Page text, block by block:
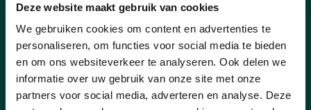
Deze website maakt gebruik van cookies
We gebruiken cookies om content en advertenties te
personaliseren, om functies voor social media te bieden
en om ons websiteverkeer te analyseren. Ook delen we
informatie over uw gebruik van onze site met onze
partners voor social media, adverteren en analyse. Deze
stuurde Sinterklaas en zijn
Pieten op pad in Groot-Halle
Op zaterdag 6 december 2025 trok
Sinterklaas samen met zijn goedgemutste
Pieten door heel Groot-Halle voor de